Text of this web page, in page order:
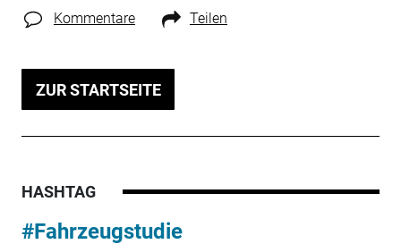
Kommentare Teilen
ZUR STARTSEITE
HASHTAG
#Fahrzeugstudie